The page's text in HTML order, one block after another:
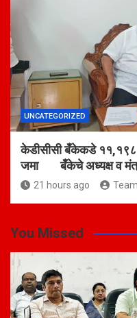
UNCATEGORIZED
केडीसीसी बँकेकडे ११,१९८
जमा बँकेचे अध्यक्ष व
21 hours ago
You Missed